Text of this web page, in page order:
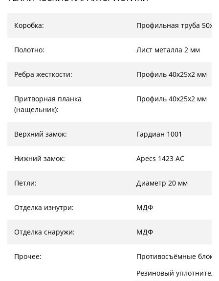
Коробка: Профильная труба
Полотно: Лист металла 2 мм
Ребра жесткости: Профиль 40х25х2 мм
Притворная планка
(нащельник):
Профиль 40х25х2 мм
Верхний замок: Гардиан 1001
Нижний замок: Apecs 1423 AC
Петли: Диаметр 20 мм
Отделка изнутри: МДФ
Отделка снаружи: МДФ
Прочее:
Противосъёмные
Резиновый